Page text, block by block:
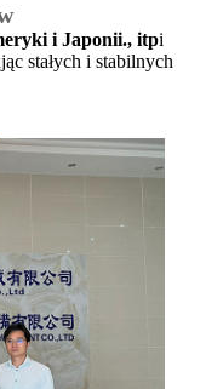
i Japonii., itpi
stałych i stabilnych